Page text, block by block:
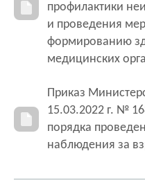
профилактики
и проведения
формированию
медицинских
Приказ
15.03.2022 г. №
порядка
наблюдения за